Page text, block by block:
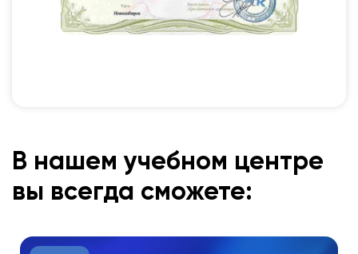
В нашем учебном центре
вы всегда сможете: